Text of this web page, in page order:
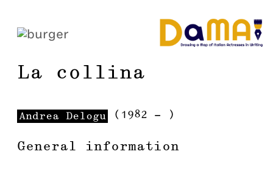
La collina
Andrea Delogu ( 1982 - )
General information